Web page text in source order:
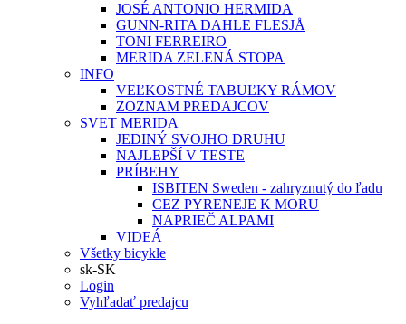
JOSÉ ANTONIO HERMIDA
GUNN-RITA DAHLE FLESJÅ
TONI FERREIRO
MERIDA ZELENÁ STOPA
INFO
VEĽKOSTNÉ TABUĽKY RÁMOV
ZOZNAM PREDAJCOV
SVET MERIDA
JEDINÝ SVOJHO DRUHU
NAJLEPŠÍ V TESTE
PRÍBEHY
ISBITEN Sweden - zahryznutý do ľadu
CEZ PYRENEJE K MORU
NAPRIEČ ALPAMI
VIDEÁ
Všetky bicykle
sk-SK
Login
Vyhľadať predajcu